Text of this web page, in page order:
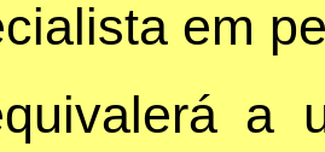
em
a